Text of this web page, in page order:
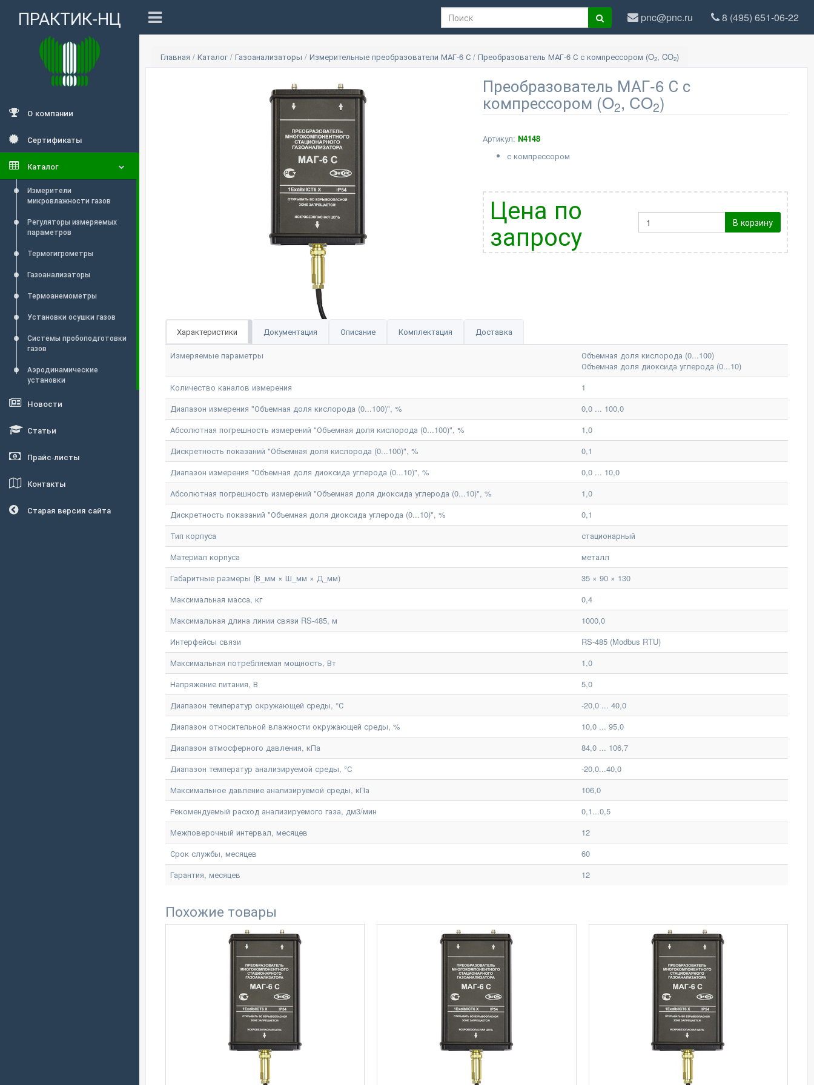
ПРАКТИК-НЦ
О компании
Сертификаты
Каталог
Измерители
микровлажности газов
Регуляторы измеряемых
параметров
Термогигрометры
Газоанализаторы
Термоанемометры
Установки осушки газов
Системы пробоподготовки
газов
Аэродинамические
установки
Новости
Статьи
Прайс-листы
Контакты
Старая версия сайта
8 (495) 651-06-22
pnc@pnc.ru
Главная / Каталог/ Газоанализаторы / Измерительные преобразователи МАГ-6 С / Преобразователь МАГ-6 С с компрессором (O2, CO2)
Преобразователь МАГ-6 С с
компрессором (O2, CO2)
Артикул: N4148
с компрессором
Цена по
запросу В корзину
Характеристики Документация Описание Комплектация Доставка
Измеряемые параметры
Объемная доля кислорода (0...100)
Объемная доля диоксида углерода (0...10)
Количество каналов измерения
1
Диапазон измерения "Объемная доля кислорода (0...100)", %
0,0 ... 100,0
Абсолютная погрешность измерений "Объемная доля кислорода (0...100)", %
1,0
Дискретность показаний "Объемная доля кислорода (0...100)", %
0,1
Диапазон измерения "Объемная доля диоксида углерода (0...10)", %
0,0 ... 10,0
Абсолютная погрешность измерений "Объемная доля диоксида углерода (0...10)", %
1,0
Дискретность показаний "Объемная доля диоксида углерода (0...10)", %
0,1
Тип корпуса
стационарный
Материал корпуса
металл
Габаритные размеры (В_мм × Ш_мм × Д_мм)
35 × 90 × 130
Максимальная масса, кг
0,4
Максимальная длина линии связи RS-485, м
1000,0
Интерфейсы связи
RS-485 (Modbus RTU)
Максимальная потребляемая мощность, Вт
1,0
Напряжение питания, В
5,0
Диапазон температур окружающей среды, °С
-20,0 ... 40,0
Диапазон относительной влажности окружающей среды, %
10,0 ... 95,0
Диапазон атмосферного давления, кПа
84,0 ... 106,7
Диапазон температур анализируемой среды, °С
-20,0...40,0
Максимальное давление анализируемой среды, кПа
106,0
Рекомендуемый расход анализируемого газа, дм3/мин
0,1...0,5
Межповерочный интервал, месяцев
12
Срок службы, месяцев
60
Гарантия, месяцев
12
Похожие товары